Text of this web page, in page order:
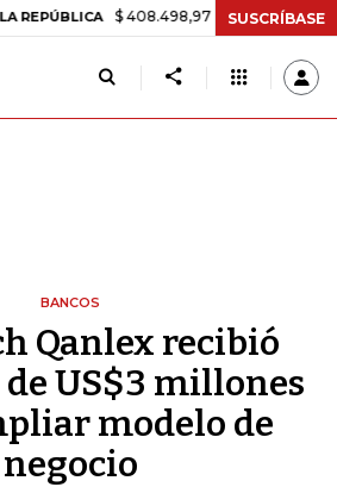
$ 408.498,97 +$ 8.753,81 +2,19%
SUSCRÍBASE
BANCOS
Qanlex recibió
US$3 millones
modelo de
negocio